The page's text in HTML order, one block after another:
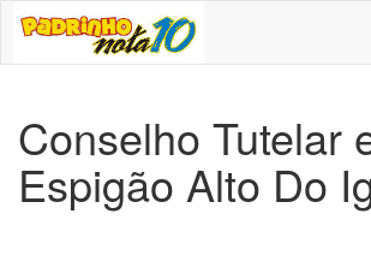
Conselho Tutelar
Espigão Alto Do